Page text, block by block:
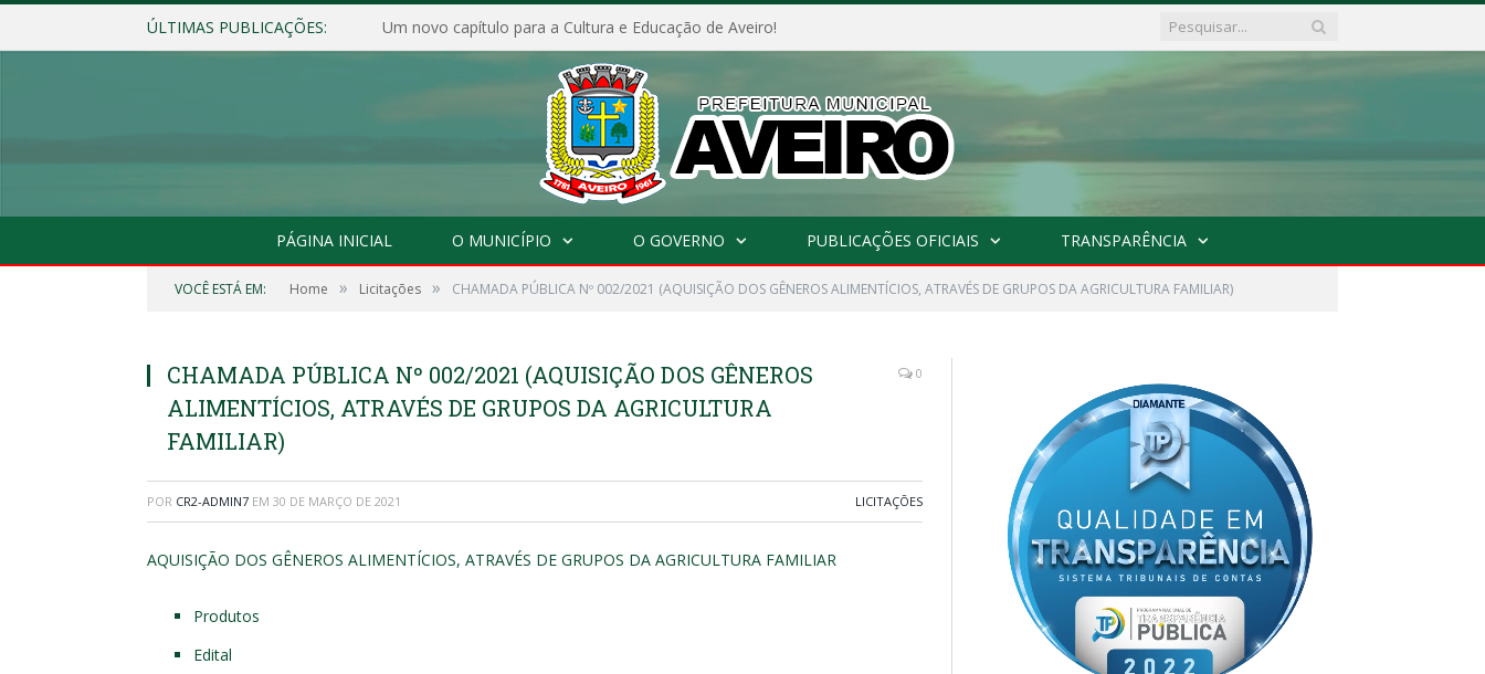
ÚLTIMAS PUBLICAÇÕES: Um novo capítulo para a Cultura e Educação de Aveiro!
PÁGINA INICIAL O MUNICÍPIO O GOVERNO PUBLICAÇÕES OFICIAIS TRANSPARÊNCIA
VOCÊ ESTÁ EM: Home » Licitações » CHAMADA PÚBLICA Nº 002/2021 (AQUISIÇÃO DOS GÊNEROS ALIMENTÍCIOS, ATRAVÉS DE GRUPOS DA AGRICULTURA FAMILIAR)
CHAMADA PÚBLICA Nº 002/2021 (AQUISIÇÃO DOS GÊNEROS
ALIMENTÍCIOS, ATRAVÉS DE GRUPOS DA AGRICULTURA
FAMILIAR)
0
POR CR2-ADMIN7 EM 30 DE MARÇO DE 2021 LICITAÇÕES
AQUISIÇÃO DOS GÊNEROS ALIMENTÍCIOS, ATRAVÉS DE GRUPOS DA AGRICULTURA FAMILIAR
Produtos
Edital